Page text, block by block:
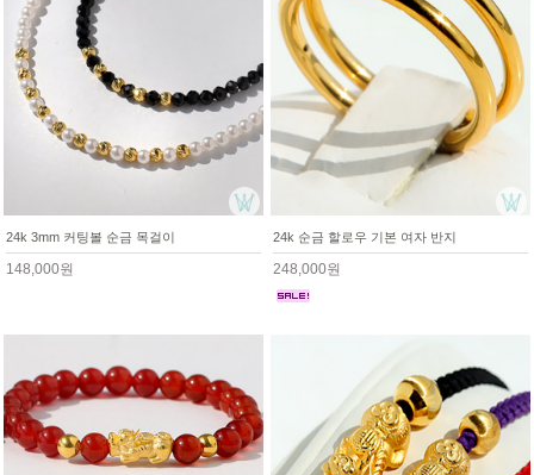
24k 3mm 커팅볼 순금 목걸이
148,000원
24k 순금 할로우 기본 여자 반지
248,000원